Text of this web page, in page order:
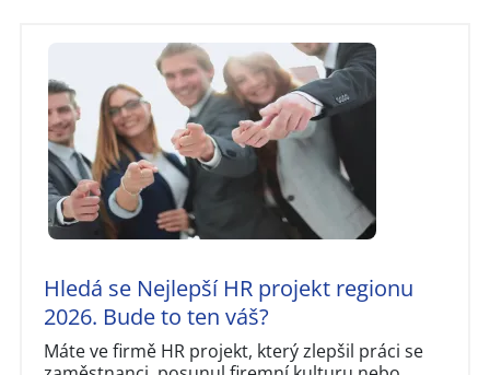
Hledá se Nejlepší HR projekt regionu
2026. Bude to ten váš?
Máte ve firmě HR projekt, který zlepšil práci se